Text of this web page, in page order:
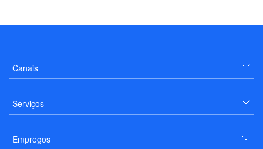
Canais
Serviços
Empregos